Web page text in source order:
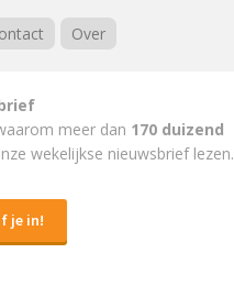
Over
meer dan 170 duizend
wekelijkse nieuwsbrief lezen.
je in!